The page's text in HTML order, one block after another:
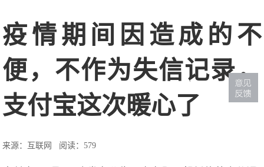
疫情期间因造成的不
便，不作为失信记录，
支付宝这次暖心了
来源：互联网 阅读：579